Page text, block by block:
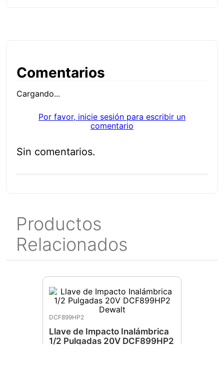
Comentarios
Cargando...
Por favor, inicie sesión para escribir un
comentario
Sin comentarios.
Productos
Relacionados